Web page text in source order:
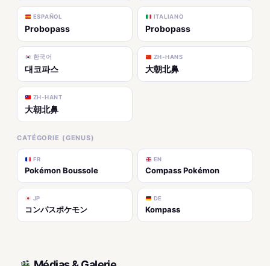
ESPAÑOL
Probopass
ITALIANO
Probopass
한국어
대코파스
ZH-HANS
大朝北鼻
ZH-HANT
大朝北鼻
CATÉGORIE (GENUS)
FR
Pokémon Boussole
EN
Compass Pokémon
JP
コンパスポケモン
DE
Kompass